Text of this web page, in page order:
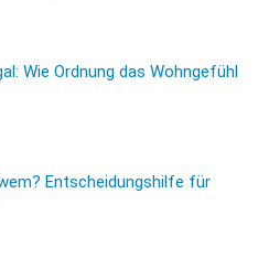
Wie Ordnung das Wohngefühl
Entscheidungshilfe für